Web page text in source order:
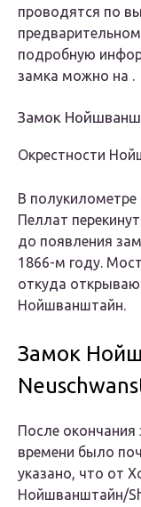
проводятся по
подробную
замка можно на .
Замок
Окрестности
В
Пеллат
до появления
1866-м году.
откуда
Нойшванштайн.
Замок
После
времени было
указано, что от
Нойшванштайн/